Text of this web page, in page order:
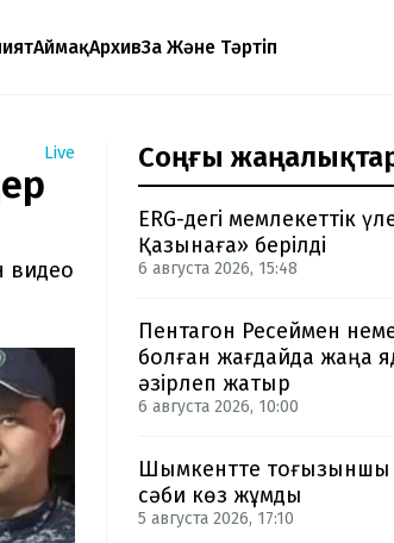
АймақАрхивЗаң Және Тәртіп
Live
видео
Соңғы
ERG-дегі мемлекеттік
Қазынаға» берілді
6 августа 2026, 15:48
Пентагон Ресеймен
болған жағдайда жаңа
әзірлеп жатыр
6 августа 2026, 10:00
Шымкентте тоғызыншы
сәби көз жұмды
5 августа 2026, 17:10